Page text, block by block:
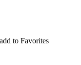
to Favorites